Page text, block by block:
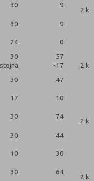
30 9
2
30 9
24 0
30
stejná
57
-17
2
30 47
17 10
30 74
2
30 44
10 30
30 64
2